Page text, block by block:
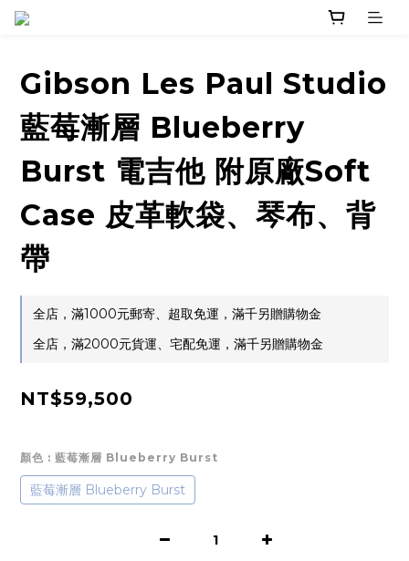
Gibson Les Paul Studio
藍莓漸層 Blueberry
Burst 電吉他 附原廠Soft
Case 皮革軟袋、琴布、背
帶
全店，滿1000元郵寄、超取免運，滿千另贈購物金
全店，滿2000元貨運、宅配免運，滿千另贈購物金
NT$59,500
顏色 : 藍莓漸層 Blueberry Burst
藍莓漸層 Blueberry Burst